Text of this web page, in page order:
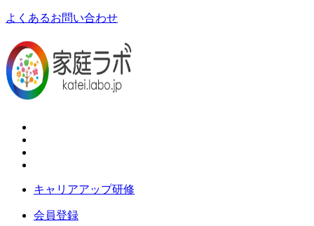
よくあるお問い合わせ
キャリアアップ研修
会員登録